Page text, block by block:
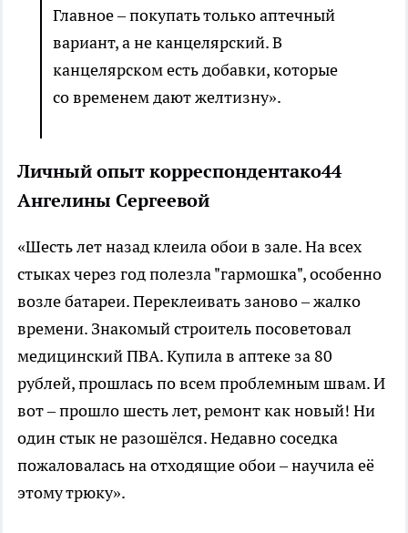
Главное – покупать только аптечный
вариант, а не канцелярский. В
канцелярском есть добавки, которые
со временем дают желтизну».
Личный опыт корреспондентако44
Ангелины Сергеевой
«Шесть лет назад клеила обои в зале. На всех
стыках через год полезла "гармошка", особенно
возле батареи. Переклеивать заново – жалко
времени. Знакомый строитель посоветовал
медицинский ПВА. Купила в аптеке за 80
рублей, прошлась по всем проблемным швам. И
вот – прошло шесть лет, ремонт как новый! Ни
один стык не разошёлся. Недавно соседка
пожаловалась на отходящие обои – научила её
этому трюку».